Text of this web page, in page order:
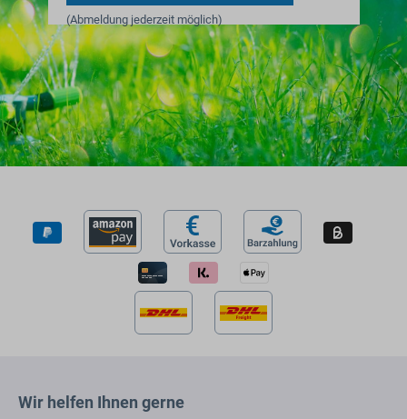
(Abmeldung jederzeit möglich)
Wir helfen Ihnen gerne